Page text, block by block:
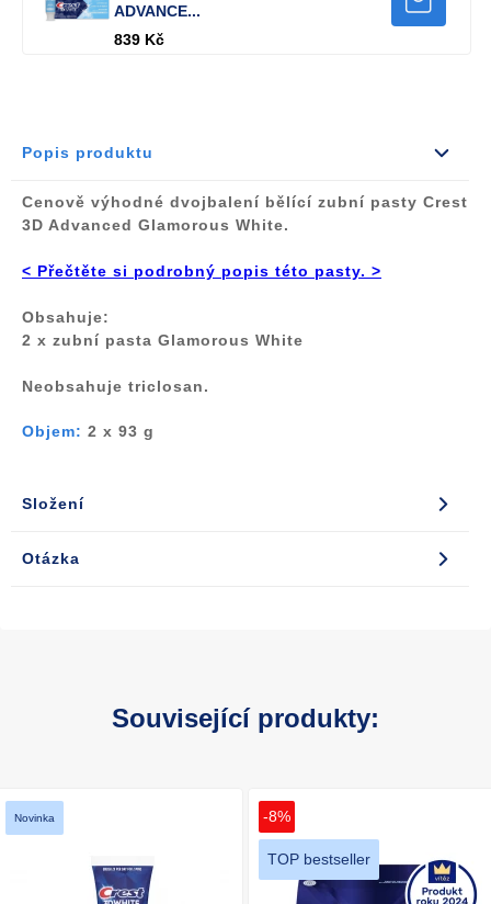
ADVANCE...
839 Kč
Popis produktu
Cenově výhodné dvojbalení bělící zubní pasty Crest
3D Advanced Glamorous White.
< Přečtěte si podrobný popis této pasty. >
Obsahuje:
2 x zubní pasta Glamorous White
Neobsahuje triclosan.
Objem: 2 x 93 g
Složení
Otázka
Související produkty:
Novinka -8%
TOP bestseller